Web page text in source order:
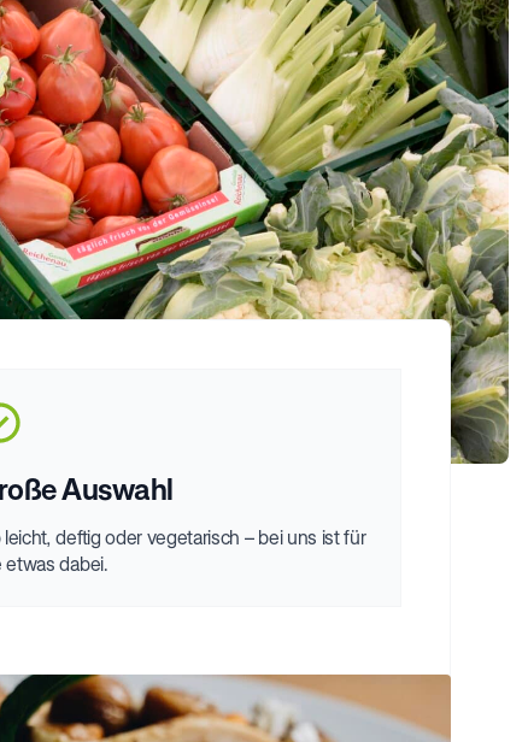
Auswahl
leicht, deftig oder vegetarisch – bei uns ist für
etwas dabei.